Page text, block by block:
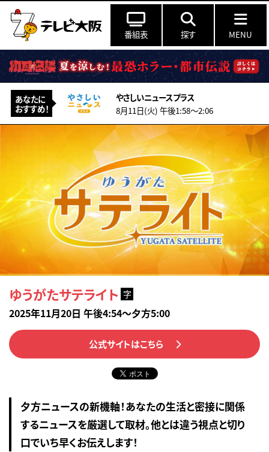
番組表 探す MENU
あなたに
おすすめ！
やさしいニュースプラス
8月11日(火) 午後1:58〜2:06
ゆうがたサテライト 字
2025年11月20日 午後4:54～夕方5:00
公式サイトはこちら
夕方ニュースの新機軸！あなたの生活と密接に関係
するニュースを厳選して取材。他とは違う視点と切り
口でいち早くお伝えします！